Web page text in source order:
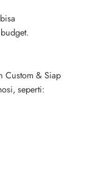
Custom & Siap
seperti: